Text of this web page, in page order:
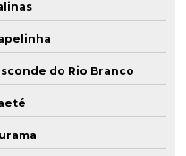
do Rio Branco